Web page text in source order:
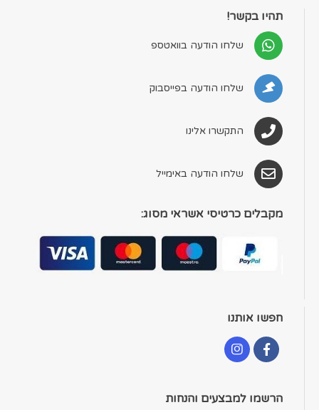
תהיו בקשר!
שלחו הודעה בוואטספ
שלחו הודעה בפייסבוק
התקשרו אלינו
שלחו הודעה באימייל
מקבלים כרטיסי אשראי מסוג:
חפשו אותנו
הרשמו למבצעים והנחות